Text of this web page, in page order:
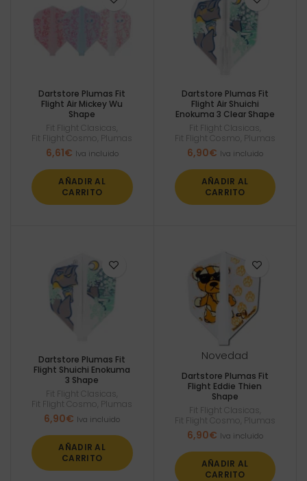
Dartstore Plumas Fit
Flight Air Mickey Wu
Shape
Fit Flight Clasicas
Fit Flight Cosmo Plumas
6,61€ Iva incluido
AÑADIR AL
CARRITO
Dartstore Plumas Fit
Flight Air Shuichi
Enokuma 3 Clear Shape
Fit Flight Clasicas
Fit Flight Cosmo Plumas
6,90€ Iva incluido
AÑADIR AL
CARRITO
Dartstore Plumas Fit
Flight Shuichi Enokuma
3 Shape
Fit Flight Clasicas
Fit Flight Cosmo Plumas
6,90€ Iva incluido
AÑADIR AL
CARRITO
Novedad
Dartstore Plumas Fit
Flight Eddie Thien
Shape
Fit Flight Clasicas
Fit Flight Cosmo Plumas
6,90€ Iva incluido
AÑADIR AL
CARRITO